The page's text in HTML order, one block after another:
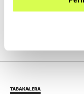
We do not have any